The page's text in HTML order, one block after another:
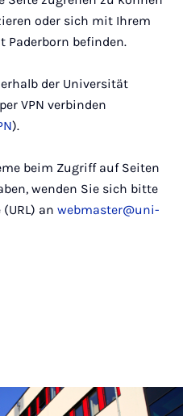
oder sich mit Ihrem
Paderborn befinden.
der Universität
VPN verbinden
).
beim Zugriff auf Seiten
wenden Sie sich bitte
an webmaster@uni-